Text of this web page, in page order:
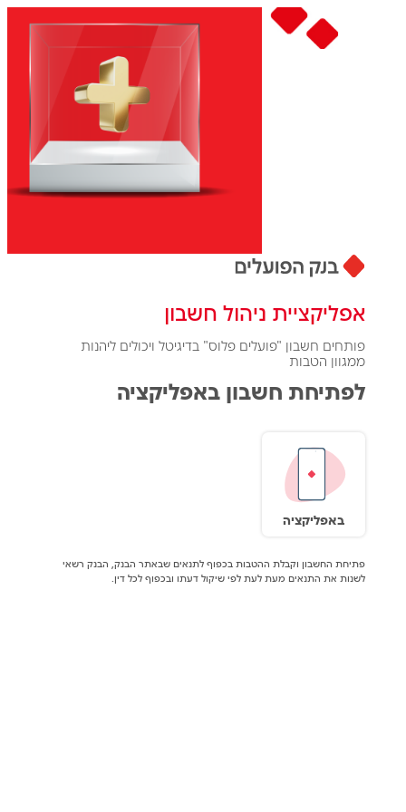
אפליקציית ניהול חשבון
פותחים חשבון "פועלים פלוס" בדיגיטל ויכולים ליהנות
ממגוון הטבות
לפתיחת חשבון באפליקציה
באפליקציה
פתיחת החשבון וקבלת ההטבות בכפוף לתנאים שבאתר הבנק, הבנק רשאי
לשנות את התנאים מעת לעת לפי שיקול דעתו ובכפוף לכל דין.